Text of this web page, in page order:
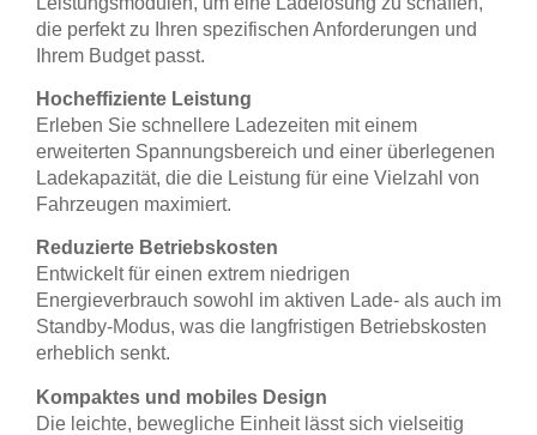
die perfekt zu Ihren spezifischen Anforderungen und
Ihrem Budget passt.
Hocheffiziente Leistung
Erleben Sie schnellere Ladezeiten mit einem
erweiterten Spannungsbereich und einer überlegenen
Ladekapazität, die die Leistung für eine Vielzahl von
Fahrzeugen maximiert.
Reduzierte Betriebskosten
Entwickelt für einen extrem niedrigen
Energieverbrauch sowohl im aktiven Lade- als auch im
Standby-Modus, was die langfristigen Betriebskosten
erheblich senkt.
Kompaktes und mobiles Design
Die leichte, bewegliche Einheit lässt sich vielseitig